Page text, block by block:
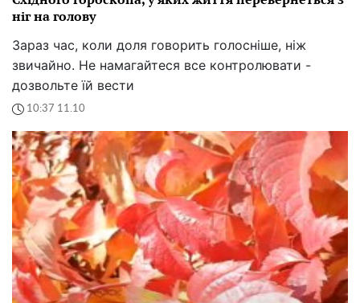
ніг на голову
Зараз час, коли доля говорить голосніше, ніж
звичайно. Не намагайтеся все контролювати -
дозвольте їй вести
10:37 11.10